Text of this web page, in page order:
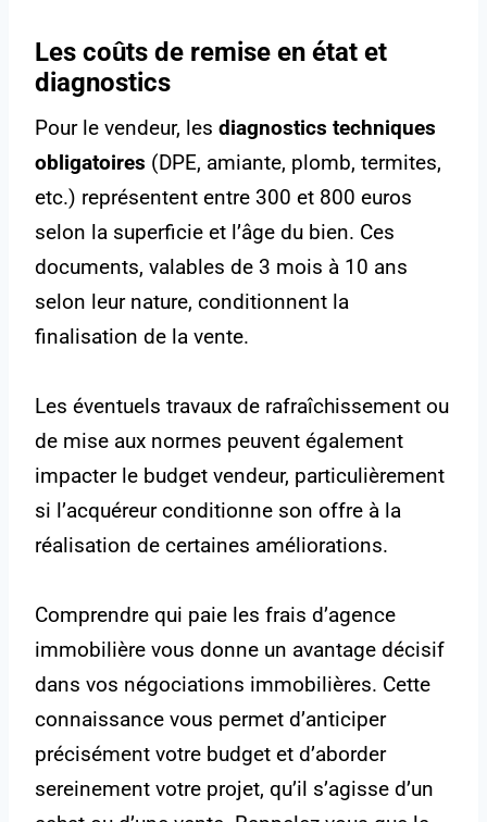
Les coûts de remise en état et
diagnostics
Pour le vendeur, les diagnostics techniques
obligatoires (DPE, amiante, plomb, termites,
etc.) représentent entre 300 et 800 euros
selon la superficie et l’âge du bien. Ces
documents, valables de 3 mois à 10 ans
selon leur nature, conditionnent la
finalisation de la vente.
Les éventuels travaux de rafraîchissement ou
de mise aux normes peuvent également
impacter le budget vendeur, particulièrement
si l’acquéreur conditionne son offre à la
réalisation de certaines améliorations.
Comprendre qui paie les frais d’agence
immobilière vous donne un avantage décisif
dans vos négociations immobilières. Cette
connaissance vous permet d’anticiper
précisément votre budget et d’aborder
sereinement votre projet, qu’il s’agisse d’un